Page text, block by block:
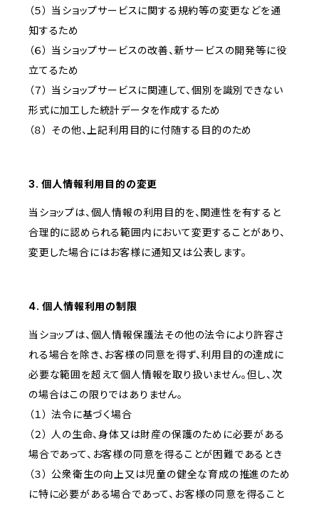
（５） 当ショップサービスに関する規約等の変更などを通
知するため
（６） 当ショップサービスの改善、新サービスの開発等に役
立てるため
（７） 当ショップサービスに関連して、個別を識別できない
形式に加工した統計データを作成するため
（８） その他、上記利用目的に付随する目的のため
3. 個人情報利用目的の変更
当ショップは、個人情報の利用目的を、関連性を有すると
合理的に認められる範囲内において変更することがあり、
変更した場合にはお客様に通知又は公表します。
4. 個人情報利用の制限
当ショップは、個人情報保護法その他の法令により許容さ
れる場合を除き、お客様の同意を得ず、利用目的の達成に
必要な範囲を超えて個人情報を取り扱いません。但し、次
の場合はこの限りではありません。
（１） 法令に基づく場合
（２） 人の生命、身体又は財産の保護のために必要がある
場合であって、お客様の同意を得ることが困難であるとき
（３） 公衆衛生の向上又は児童の健全な育成の推進のため
に特に必要がある場合であって、お客様の同意を得ること